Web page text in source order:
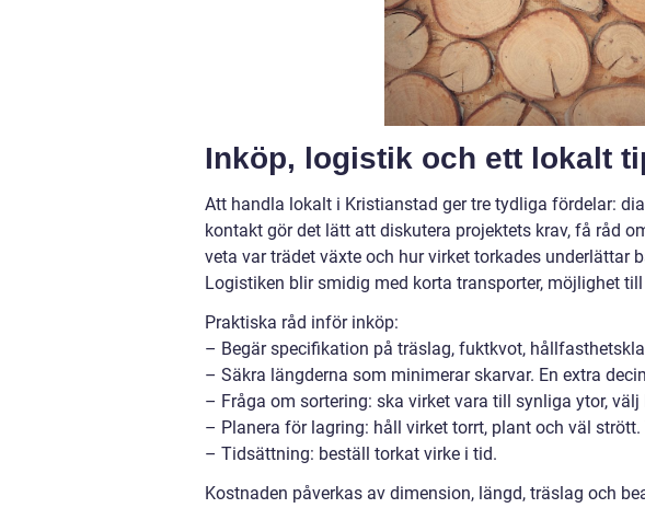
Inköp, logistik och ett lokalt
Att handla lokalt i Kristianstad ger tre tydliga fördelar:
kontakt gör det lätt att diskutera projektets krav, få råd
veta var trädet växte och hur virket torkades underlättar
Logistiken blir smidig med korta transporter, möjlighet
Praktiska råd inför inköp:
– Begär specifikation på träslag, fuktkvot,
– Säkra längderna som minimerar skarvar. En extra
– Fråga om sortering: ska virket vara till synliga ytor, välj
– Planera för lagring: håll virket torrt, plant och väl
– Tidsättning: beställ torkat virke i tid.
Kostnaden påverkas av dimension, längd, träslag och